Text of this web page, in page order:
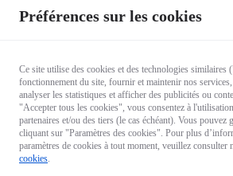
Préférences sur les cookies
Ce site utilise des cookies et des technologies
fonctionnement du site, fournir et maintenir nos
analyser les statistiques et afficher des publicités ou
"Accepter tous les cookies", vous consentez à
partenaires et/ou des tiers (le cas échéant). Vous pouvez
cliquant sur "Paramètres des cookies". Pour plus
paramètres de cookies à tout moment, veuillez consulter
cookies.